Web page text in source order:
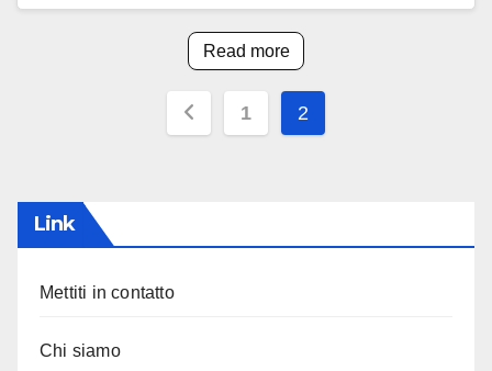
Read more
Posts
1 2
Link
Mettiti in contatto
Chi siamo